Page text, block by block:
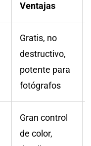
Ventajas
Gratis, no
destructivo,
potente para
fotógrafos
Gran control
de color,